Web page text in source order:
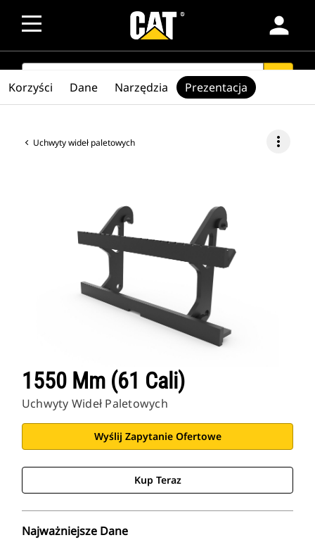
person
SEARCH
Uchwyty wideł paletowych more_vert
1550 Mm (61 Cali)
Uchwyty Wideł Paletowych
Wyślij Zapytanie Ofertowe
Kup Teraz
Najważniejsze Dane
Korzyści Dane Narzędzia Prezentacja